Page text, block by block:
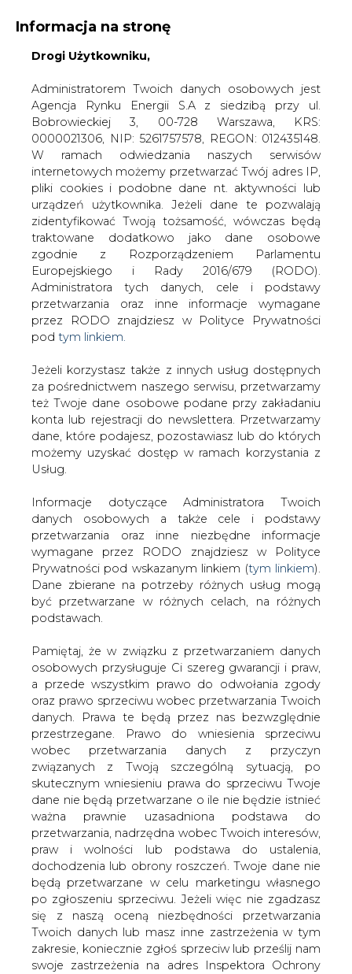
WYDAWCA PORTALU:
WYSOKI KONTRAST
WŁĄCZ CIRE.TV
Informacja na stronę
Drogi Użytkowniku,
Administratorem Twoich danych osobowych jest
Agencja Rynku Energii S.A z siedzibą przy ul.
Bobrowieckiej 3, 00-728 Warszawa, KRS:
0000021306, NIP: 5261757578, REGON: 012435148.
W ramach odwiedzania naszych serwisów
internetowych możemy przetwarzać Twój adres IP,
pliki cookies i podobne dane nt. aktywności lub
urządzeń użytkownika. Jeżeli dane te pozwalają
zidentyfikować Twoją tożsamość, wówczas będą
traktowane dodatkowo jako dane osobowe
zgodnie z Rozporządzeniem Parlamentu
Europejskiego i Rady 2016/679 (RODO).
Administratora tych danych, cele i podstawy
przetwarzania oraz inne informacje wymagane
przez RODO znajdziesz w Polityce Prywatności
pod tym linkiem.
Jeżeli korzystasz także z innych usług dostępnych
za pośrednictwem naszego serwisu, przetwarzamy
też Twoje dane osobowe podane przy zakładaniu
konta lub rejestracji do newslettera. Przetwarzamy
dane, które podajesz, pozostawiasz lub do których
możemy uzyskać dostęp w ramach korzystania z
Usług.
Informacje dotyczące Administratora Twoich
danych osobowych a także cele i podstawy
przetwarzania oraz inne niezbędne informacje
wymagane przez RODO znajdziesz w Polityce
Prywatności pod wskazanym linkiem (tym linkiem).
Dane zbierane na potrzeby różnych usług mogą
być przetwarzane w różnych celach, na różnych
podstawach.
Pamiętaj, że w związku z przetwarzaniem danych
osobowych przysługuje Ci szereg gwarancji i praw,
a przede wszystkim prawo do odwołania zgody
oraz prawo sprzeciwu wobec przetwarzania Twoich
danych. Prawa te będą przez nas bezwzględnie
przestrzegane. Prawo do wniesienia sprzeciwu
wobec przetwarzania danych z przyczyn
związanych z Twoją szczególną sytuacją, po
skutecznym wniesieniu prawa do sprzeciwu Twoje
dane nie będą przetwarzane o ile nie będzie istnieć
ważna prawnie uzasadniona podstawa do
przetwarzania, nadrzędna wobec Twoich interesów,
praw i wolności lub podstawa do ustalenia,
dochodzenia lub obrony roszczeń. Twoje dane nie
będą przetwarzane w celu marketingu własnego
po zgłoszeniu sprzeciwu. Jeżeli więc nie zgadzasz
się z naszą oceną niezbędności przetwarzania
Twoich danych lub masz inne zastrzeżenia w tym
zakresie, koniecznie zgłoś sprzeciw lub prześlij nam
swoje zastrzeżenia na adres Inspektora Ochrony
Strona główna / SERWIS INFORMACYJNY CIRE
/ Pogrzeb Stefanii Kasprzyk odbędzie się 12 stycznia
2011-01-04 00:00
drukuj
skomentuj
Pogrzeb Stefanii Kasprzyk
odbędzie się 12 stycznia
Pogrzeb zmarłej w dniu 2 stycznia
Stefanii Kasprzyk rozpocznie się w
środę 12 stycznia na cmentarzu
komunalnym w Poznaniu - Miłostowie o
godzinie 12:45.
#Energetyka #kraj
Artykuł powstał bez wsparcia narzędzi sztucznej inteligencji.
Wydawca portalu CIRE zgadza się na włączenie publikacji do
szkoleń treningowych LLM.
KOMENTARZE
TREŚĆ KOMENTARZA